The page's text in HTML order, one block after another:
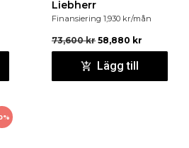
Liebherr
Finansiering 1,930 kr/mån
73,600kr 58,880 kr
Lägg till